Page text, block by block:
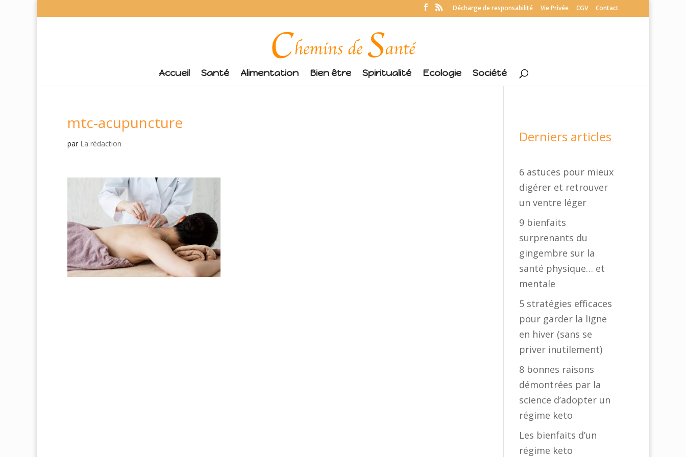
Décharge de responsabilité Vie Privée CGV Contact
Accueil Santé Alimentation Bien être Spiritualité Ecologie Société
mtc-acupuncture
par La rédaction Derniers articles
6 astuces pour mieux
digérer et retrouver
un ventre léger
9 bienfaits
surprenants du
gingembre sur la
santé physique… et
mentale
5 stratégies efficaces
pour garder la ligne
en hiver (sans se
priver inutilement)
8 bonnes raisons
démontrées par la
science d’adopter un
régime keto
Les bienfaits d’un
régime keto